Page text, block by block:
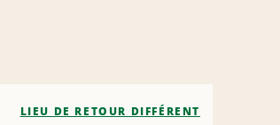
LIEU DE RETOUR DIFFÉRENT